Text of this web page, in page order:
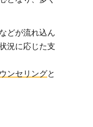
どが流れ込ん
況に応じた支
ンセリングと